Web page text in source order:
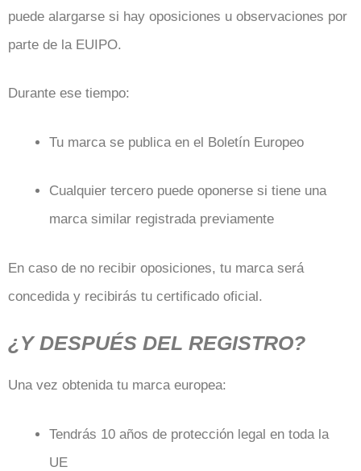
puede alargarse si hay oposiciones u observaciones por
parte de la EUIPO.
Durante ese tiempo:
Tu marca se publica en el Boletín Europeo
Cualquier tercero puede oponerse si tiene una
marca similar registrada previamente
En caso de no recibir oposiciones, tu marca será
concedida y recibirás tu certificado oficial.
¿Y DESPUÉS DEL REGISTRO?
Una vez obtenida tu marca europea:
Tendrás 10 años de protección legal en toda la
UE